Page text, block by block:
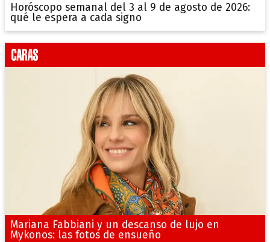
Horóscopo semanal del 3 al 9 de agosto de 2026:
qué le espera a cada signo
Mariana Fabbiani y un descanso de lujo en
Mykonos: las fotos de ensueño